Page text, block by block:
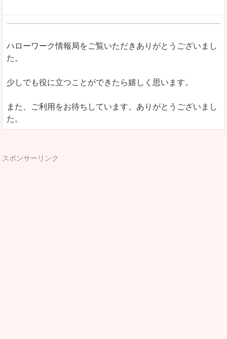
ハローワーク情報局をご覧いただきありがとうございまし
た。
少しでも役に立つことができたら嬉しく思います。
また、ご利用をお待ちしています。ありがとうございまし
た。
スポンサーリンク